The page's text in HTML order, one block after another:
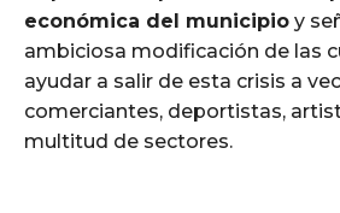
económica del municipio y
ambiciosa modificación de las
ayudar a salir de esta crisis a
comerciantes, deportistas,
multitud de sectores.